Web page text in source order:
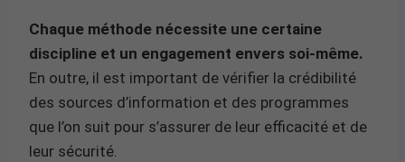
Chaque méthode nécessite une certaine
discipline et un engagement envers soi-même.
En outre, il est important de vérifier la crédibilité
des sources d’information et des programmes
que l’on suit pour s’assurer de leur efficacité et de
leur sécurité.